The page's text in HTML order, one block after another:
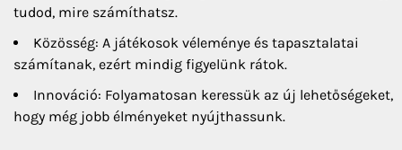
tudod, mire számíthatsz.
Közösség: A játékosok véleménye és tapasztalatai
számítanak, ezért mindig figyelünk rátok.
Innováció: Folyamatosan keressük az új lehetőségeket,
hogy még jobb élményeket nyújthassunk.